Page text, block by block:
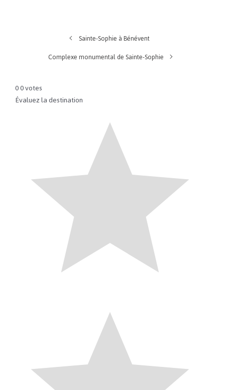
Sainte-Sophie à Bénévent
Complexe monumental de Sainte-Sophie
00votes
Évaluez la destination